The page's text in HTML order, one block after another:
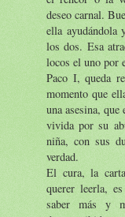
deseo carnal.
ella ayudándola
los dos. Esa
locos el uno por
Paco I, queda
momento que
una asesina, que
vivida por su
niña, con sus
verdad.
El cura, la
querer leerla,
saber más y